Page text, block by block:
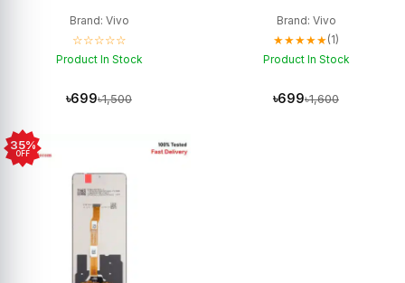
Brand: Vivo
☆☆☆☆☆
Product In Stock
৳699৳1,500
Brand: Vivo
★★★★★(1)
Product In Stock
৳699৳1,600
35%
OFF